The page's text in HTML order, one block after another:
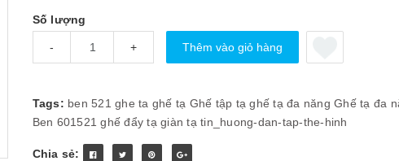
Số lượng
- + Thêm vào giỏ hàng
Tags: ben 521 ghe ta ghế tạ Ghế tập tạ ghế tạ đa năng Ghế tạ đa
Ben 601521 ghế đẩy tạ giàn tạ tin_huong-dan-tap-the-hinh
Chia sẻ: